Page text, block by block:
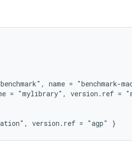
name =
= "mylibrary", version.ref =